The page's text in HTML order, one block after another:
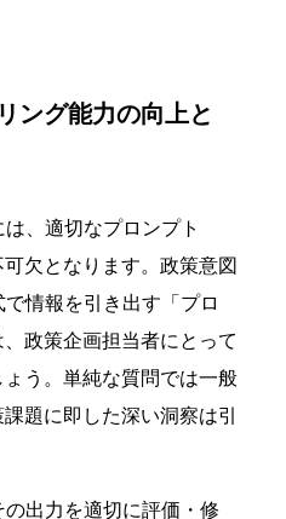
ング能力の向上と
、適切なプロンプト
欠となります。政策意図
情報を引き出す「プロ
政策企画担当者にとって
う。単純な質問では一般
題に即した深い洞察は引
出力を適切に評価・修